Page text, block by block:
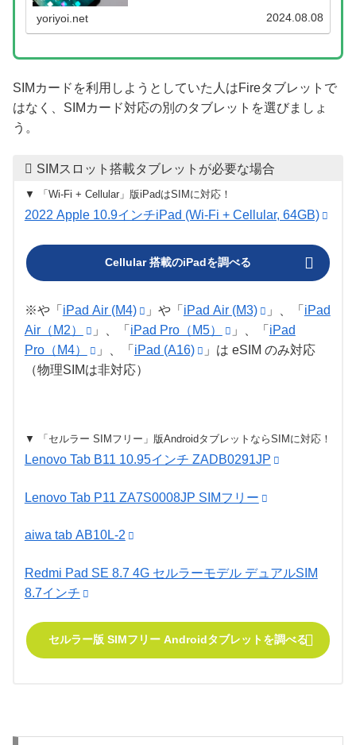
yoriyoi.net 2024.08.08
SIMカードを利用しようとしていた人はFireタブレットで
はなく、SIMカード対応の別のタブレットを選びましょ
う。
SIMスロット搭載タブレットが必要な場合
▼ 「Wi-Fi + Cellular」版iPadはSIMに対応！
2022 Apple 10.9インチiPad (Wi-Fi + Cellular, 64GB)
Cellular 搭載のiPadを調べる
※や「 iPad Air (M4) 」や「 iPad Air (M3) 」、「 iPad
Air（M2）
」、「 iPad Pro（M5） 」、「 iPad
Pro（M4）
」、「 iPad (A16)
」は eSIM のみ対応
（物理SIMは非対応）
▼ 「セルラー SIMフリー」版AndroidタブレットならSIMに対応！
Lenovo Tab B11 10.95インチ ZADB0291JP
Lenovo Tab P11 ZA7S0008JP SIMフリー
aiwa tab AB10L-2
Redmi Pad SE 8.7 4G セルラーモデル デュアルSIM
8.7インチ
セルラー版 SIMフリー Androidタブレットを調べる